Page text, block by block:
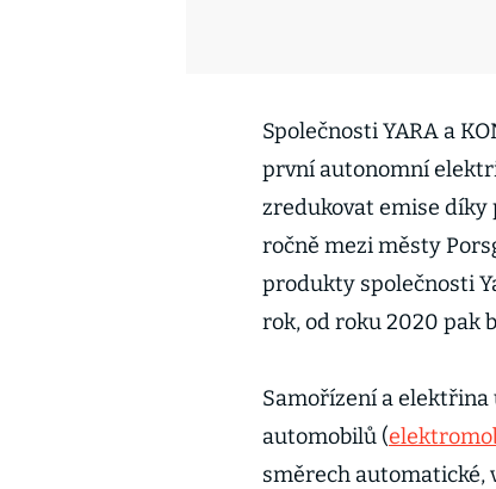
Společnosti YARA a
první autonomní
zredukovat emise
ročně mezi městy
produkty společnosti
rok, od roku 2020 pak
Samořízení a elektřina
automobilů (
směrech automatické,